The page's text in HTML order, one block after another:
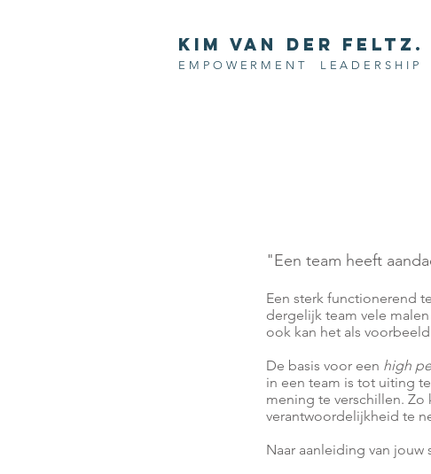
KIM VAN DER FELTZ.
EMPOWERMENT LEADERSHIP
"Een team heeft
Een sterk functionerend
dergelijk team vele
ook kan het als
De basis voor een high
in een team is tot uiting
mening te verschillen.
verantwoordelijkheid te
Naar aanleiding van